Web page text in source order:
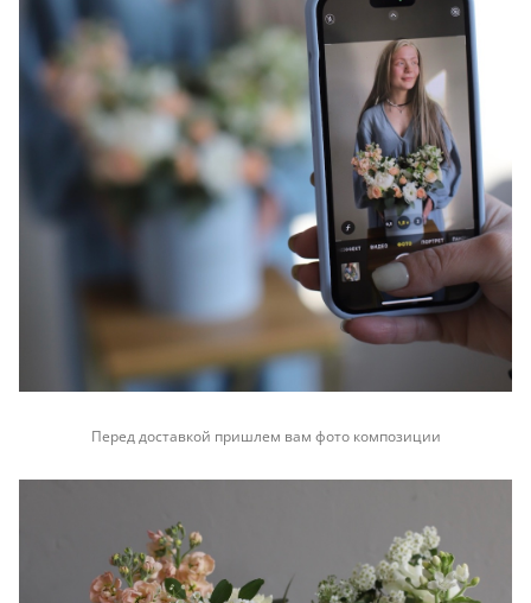
Перед доставкой пришлем вам фото композиции